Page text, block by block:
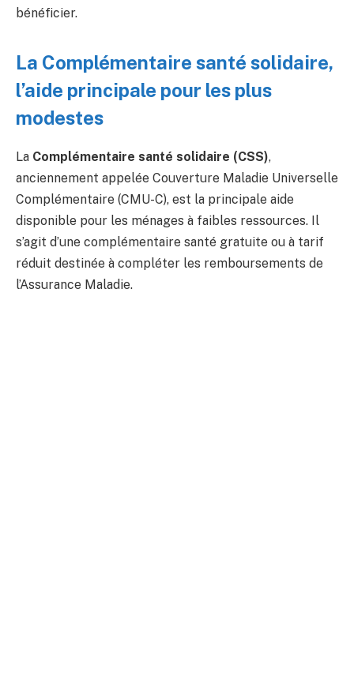
bénéficier.
La Complémentaire santé solidaire,
l’aide principale pour les plus
modestes
La Complémentaire santé solidaire (CSS),
anciennement appelée Couverture Maladie Universelle
Complémentaire (CMU-C), est la principale aide
disponible pour les ménages à faibles ressources. Il
s’agit d’une complémentaire santé gratuite ou à tarif
réduit destinée à compléter les remboursements de
l’Assurance Maladie.